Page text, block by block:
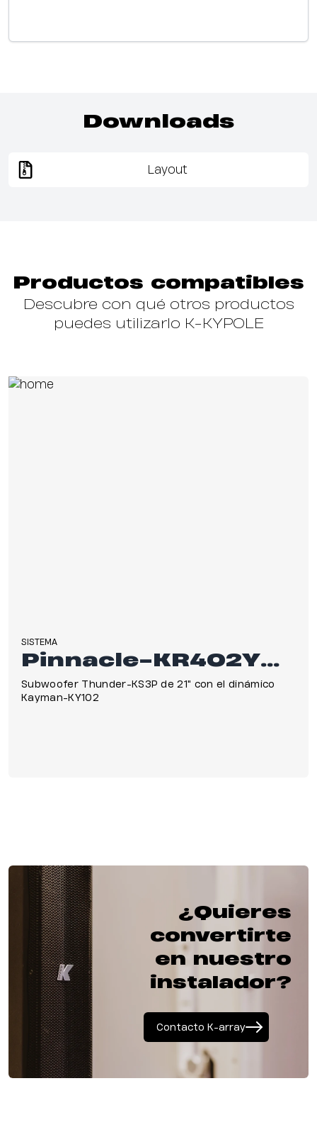
Downloads
Layout
Productos compatibles
Descubre con qué otros productos
puedes utilizarlo K-KYPOLE
SISTEMA
Pinnacle-KR402YP II
Subwoofer Thunder-KS3P de 21" con el dinámico
Kayman-KY102
¿Quieres
convertirte
en nuestro
instalador?
Contacto K-array